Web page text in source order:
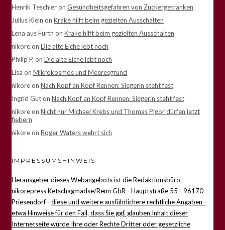
Henrik Teschleron Gesundheitsgefahren von Zuckergetränken
Julius Klein on Krake hilft beim gezielten Ausschalten
Lena aus Fürth on Krake hilft beim gezielten Ausschalten
nikoreon Die alte Eiche lebt noch
Philip P. on Die alte Eiche lebt noch
Lisa on Mikrokosmos und Meeresgrund
nikoreon Nach Kopf an Kopf Rennen: Siegerin steht fest
Ingrid Guton Nach Kopf an Kopf Rennen: Siegerin steht fest
nikoreon Nicht nur Michael Krebs und Thomas Pigor dürfen jetzt
fiebern
nikoreon Roger Waters wehrt sich
IMPRESSUMSHINWEIS
Herausgeber dieses Webangebots ist die Redaktionsbüro
nikorepress Ketschagmadse/Renn GbR - Hauptstraße 55 - 96170
Priesendorf - diese und weitere ausführlichere rechtliche Angaben -
etwa Hinweise für den Fall, dass Sie ggf. glauben Inhalt dieser
Internetseite würde Ihre oder Rechte Dritter oder gesetzliche